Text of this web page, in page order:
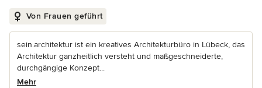
Von Frauen geführt
sein.architektur ist ein kreatives Architekturbüro in Lübeck, das
Architektur ganzheitlich versteht und maßgeschneiderte,
durchgängige Konzept...
Mehr